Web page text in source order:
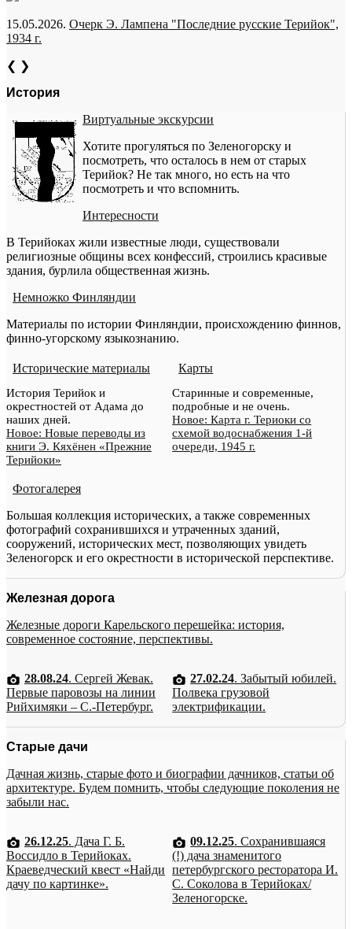
15.05.2026. Очерк Э. Лампена "Последние русские Терийок",
1934 г.
❮ ❯
История
Виртуальные экскурсии
Хотите прогуляться по Зеленогорску и
посмотреть, что осталось в нем от старых
Терийок? Не так много, но есть на что
посмотреть и что вспомнить.
Интересности
В Терийоках жили известные люди, существовали
религиозные общины всех конфессий, строились красивые
здания, бурлила общественная жизнь.
Немножко Финляндии
Материалы по истории Финляндии, происхождению финнов,
финно-угорскому языкознанию.
Исторические материалы
История Терийок и
окрестностей от Адама до
наших дней.
Новое: Новые переводы из
книги Э. Кяхёнен «Прежние
Терийоки»
Карты
Старинные и современные,
подробные и не очень.
Новое: Карта г. Териоки со
схемой водоснабжения 1-й
очереди, 1945 г.
Фотогалерея
Большая коллекция исторических, а также современных
фотографий сохранившихся и утраченных зданий,
сооружений, исторических мест, позволяющих увидеть
Зеленогорск и его окрестности в исторической перспективе.
Железная дорога
Железные дороги Карельского перешейка: история,
современное состояние, перспективы.
28.08.24. Сергей Жевак.
Первые паровозы на линии
Рийхимяки – С.-Петербург.
27.02.24. Забытый юбилей.
Полвека грузовой
электрификации.
Старые дачи
Дачная жизнь, старые фото и биографии дачников, статьи об
архитектуре. Будем помнить, чтобы следующие поколения не
забыли нас.
26.12.25. Дача Г. Б.
Воссидло в Терийоках.
Краеведческий квест «Найди
дачу по картинке».
09.12.25. Сохранившаяся
(!) дача знаменитого
петербургского ресторатора И.
С. Соколова в Терийоках/
Зеленогорске.